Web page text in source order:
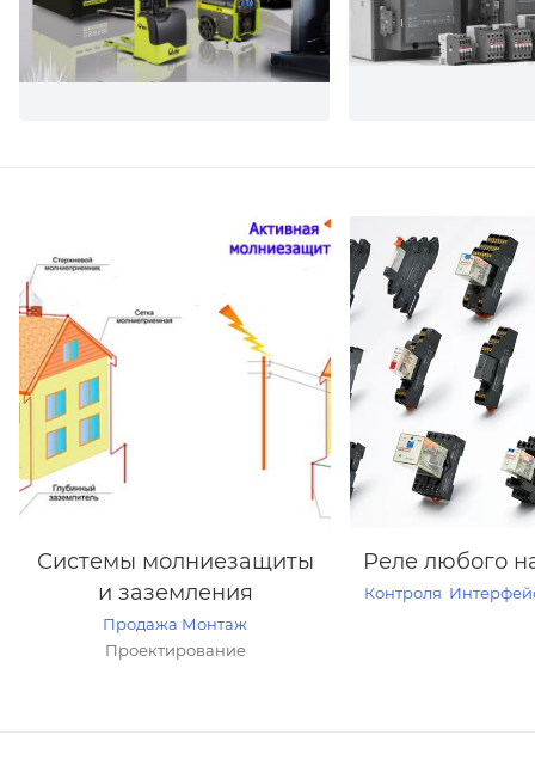
Системы молниезащиты
и заземления
Продажа Монтаж
Проектирование
Реле любого
Контроля